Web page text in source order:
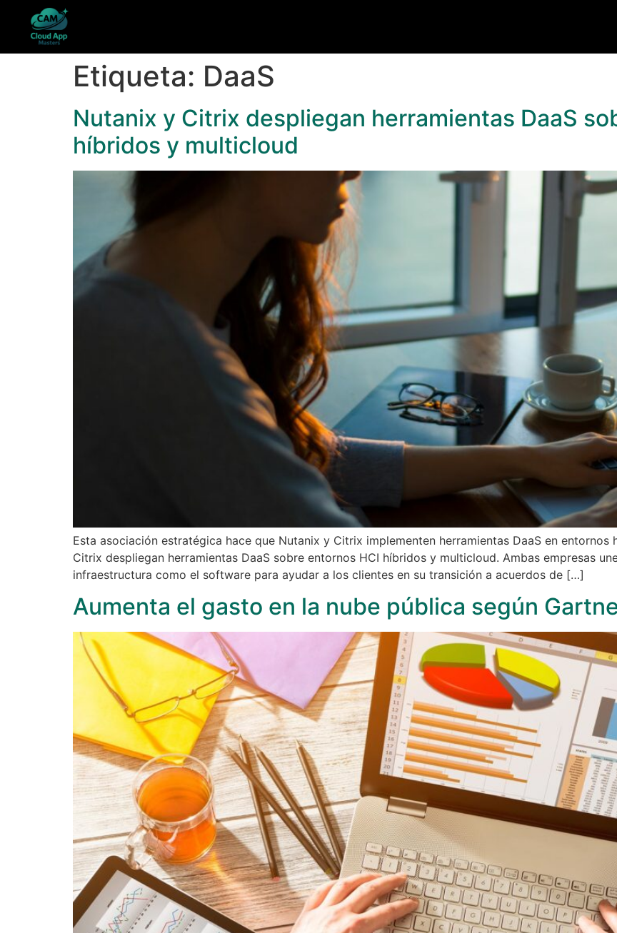
Etiqueta: DaaS
Nutanix y Citrix despliegan herramientas DaaS
híbridos y multicloud
Esta asociación estratégica hace que Nutanix y Citrix implementen herramientas DaaS en
Citrix despliegan herramientas DaaS sobre entornos HCI híbridos y multicloud. Ambas empresas
infraestructura como el software para ayudar a los clientes en su transición a acuerdos de […]
Aumenta el gasto en la nube pública según